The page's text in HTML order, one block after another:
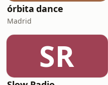
órbita dance
Madrid
SR